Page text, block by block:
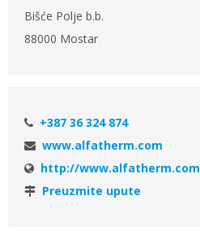
Bišće Polje b.b.
88000 Mostar
+387 36 324 874
www.alfatherm.com
http://www.alfatherm.com
Preuzmite upute